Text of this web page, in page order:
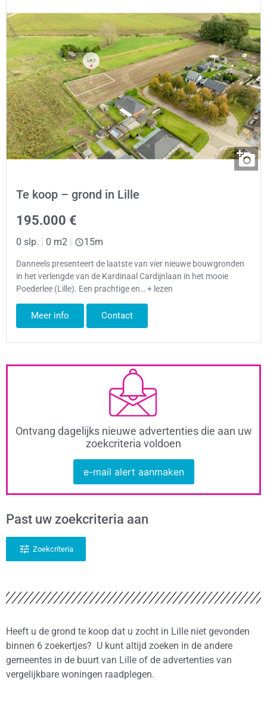
Te koop – grond in Lille
195.000 €
0 slp. | 0 m2 | 15m
Danneels presenteert de laatste van vier nieuwe bouwgronden
in het verlengde van de Kardinaal Cardijnlaan in het mooie
Poederlee (Lille). Een prachtige en… + lezen
Meer info Contact
Ontvang dagelijks nieuwe advertenties die aan uw
zoekcriteria voldoen
e-mail alert aanmaken
Past uw zoekcriteria aan
Zoekcriteria
Heeft u de grond te koop dat u zocht in Lille niet gevonden
binnen 6 zoekertjes? U kunt altijd zoeken in de andere
gemeentes in de buurt van Lille of de advertenties van
vergelijkbare woningen raadplegen.